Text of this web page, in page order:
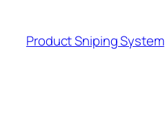
content
Product Sniping System